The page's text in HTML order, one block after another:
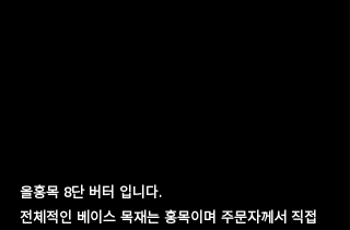
올홍목 8단 버터 입니다.
전체적인 베이스 목재는 홍목이며 주문자께서 직접